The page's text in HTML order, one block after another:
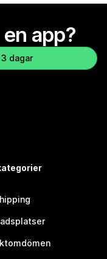
app?
dagar